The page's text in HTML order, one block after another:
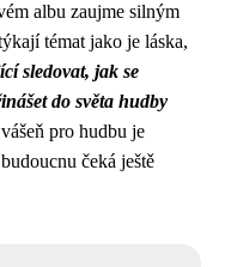
albu zaujme silným
témat jako je láska,
sledovat, jak se
do světa hudby
pro hudbu je
čeká ještě